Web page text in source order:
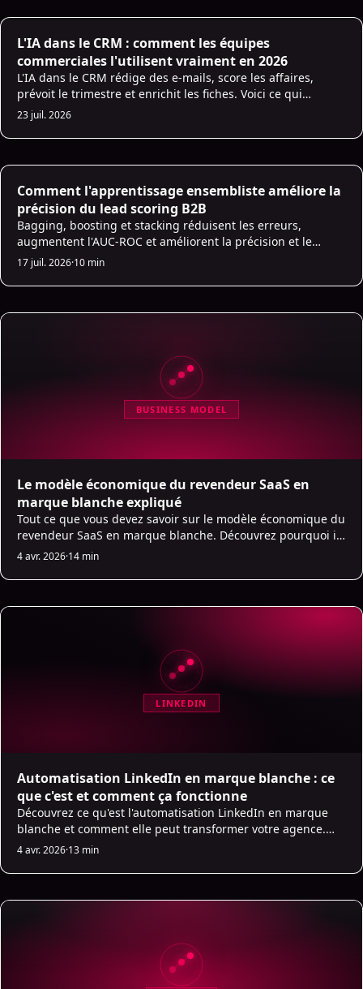
L'IA dans le CRM : comment les équipes
commerciales l'utilisent vraiment en 2026
L'IA dans le CRM rédige des e-mails, score les affaires,
prévoit le trimestre et enrichit les fiches. Voici ce qui
marche en 2026 et un plan de 30 jours pour démarrer.
23 juil. 2026
Sales Strategies
Comment l'apprentissage ensembliste améliore la
précision du lead scoring B2B
Bagging, boosting et stacking réduisent les erreurs,
augmentent l'AUC-ROC et améliorent la précision et le
rappel de votre lead scoring B2B.
17 juil. 2026·10 min
BUSINESS MODEL
Le modèle économique du revendeur SaaS en
marque blanche expliqué
Tout ce que vous devez savoir sur le modèle économique du
revendeur SaaS en marque blanche. Découvrez pourquoi il
est rentable et comment démarrer avec des marges élevées
4 avr. 2026·14 min
LINKEDIN
Automatisation LinkedIn en marque blanche : ce
que c'est et comment ça fonctionne
Découvrez ce qu'est l'automatisation LinkedIn en marque
blanche et comment elle peut transformer votre agence.
Augmentez les taux de connexion de 2,5x et économisez 15
4 avr. 2026·13 min